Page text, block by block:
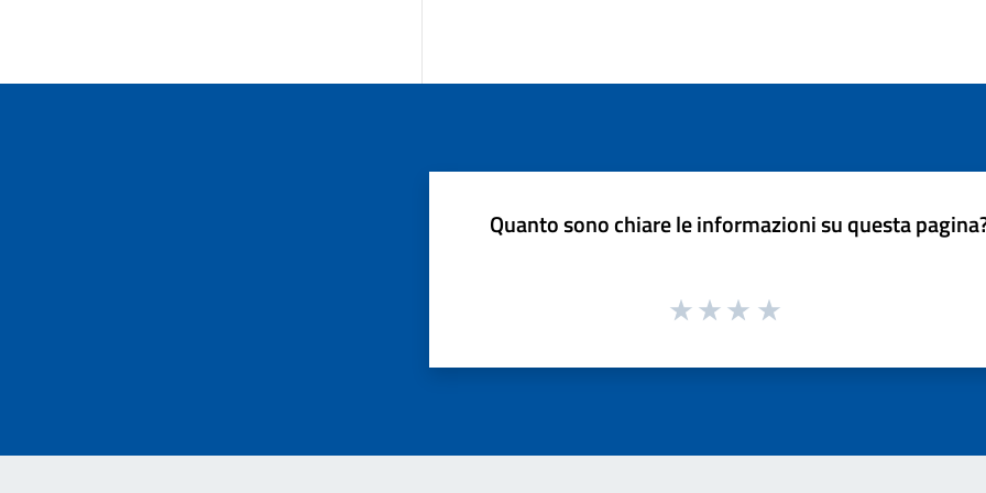
Quanto sono chiare le informazioni su questa